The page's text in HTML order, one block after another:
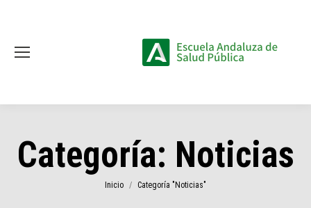
Categoría: Noticias
Estás aquí:
Inicio Categoría "Noticias"